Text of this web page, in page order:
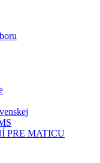
PRE MATICU